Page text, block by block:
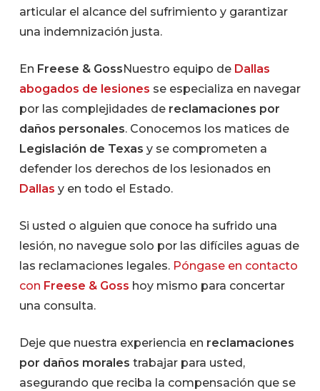
articular el alcance del sufrimiento y garantizar
una indemnización justa.
En Freese & Goss Nuestro equipo de Dallas
abogados de lesiones se especializa en navegar
por las complejidades de reclamaciones por
daños personales. Conocemos los matices de
Legislación de Texas y se comprometen a
defender los derechos de los lesionados en
Dallas y en todo el Estado.
Si usted o alguien que conoce ha sufrido una
lesión, no navegue solo por las difíciles aguas de
las reclamaciones legales. Póngase en contacto
con Freese & Goss hoy mismo para concertar
una consulta.
Deje que nuestra experiencia en reclamaciones
por daños morales trabajar para usted,
asegurando que reciba la compensación que se